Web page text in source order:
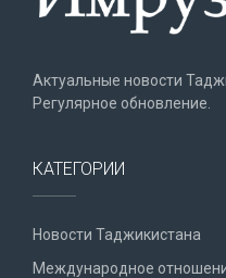
Актуальные новости
Регулярное обновление.
КАТЕГОРИИ
Новости Таджикистана
Международное